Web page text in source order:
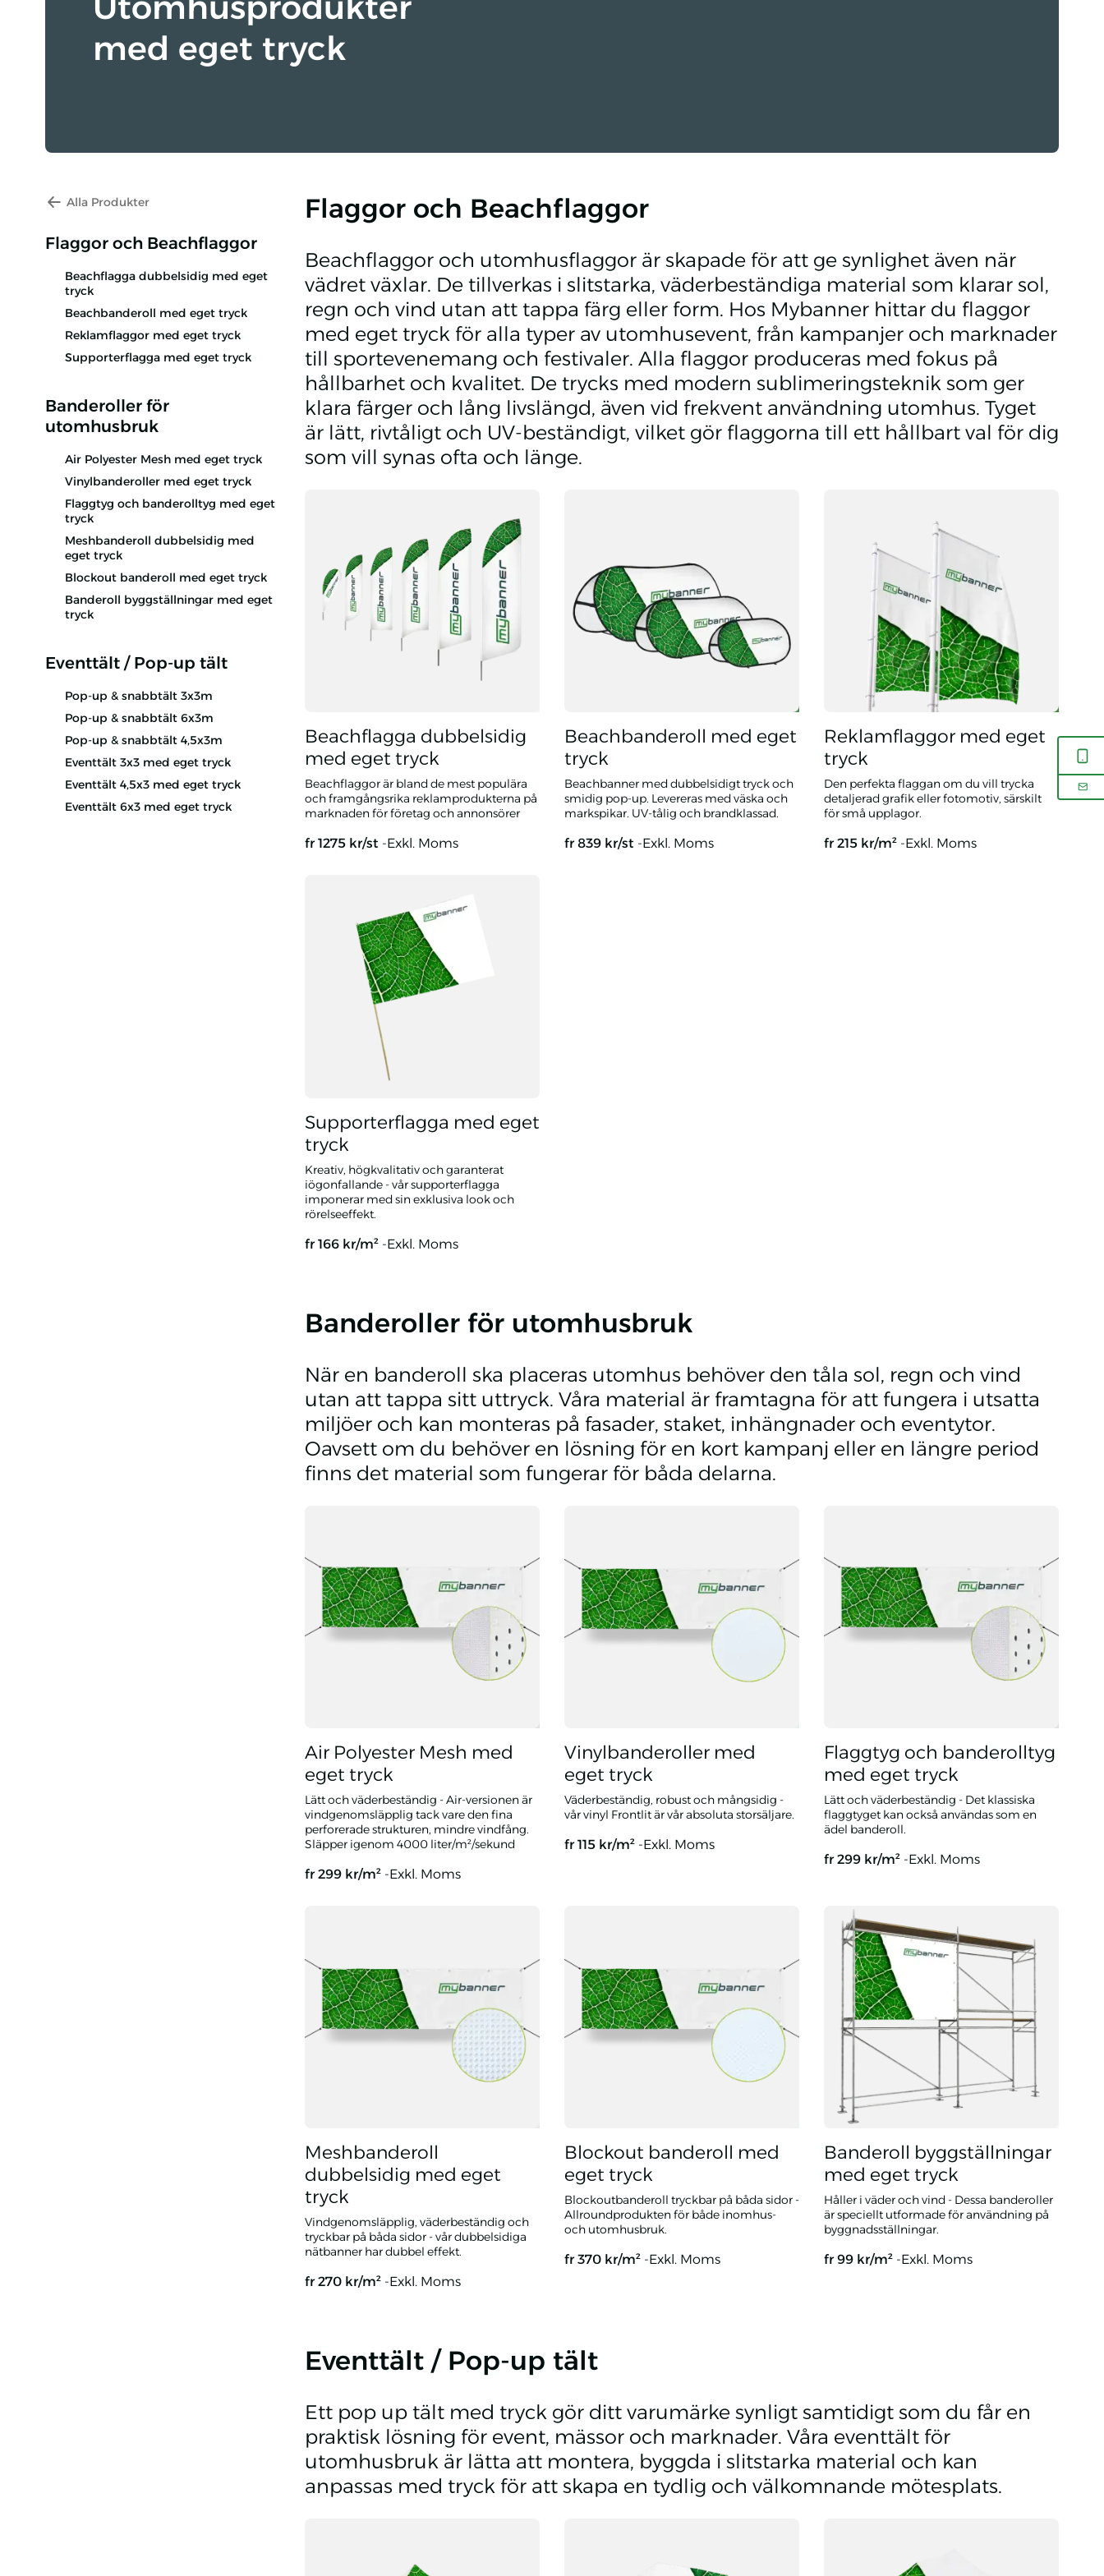
med eget tryck
Alla Produkter
Flaggor och Beachflaggor
Beachflagga dubbelsidig med eget
tryck
Beachbanderoll med eget tryck
Reklamflaggor med eget tryck
Supporterflagga med eget tryck
Banderoller för
utomhusbruk
Air Polyester Mesh med eget tryck
Vinylbanderoller med eget tryck
Flaggtyg och banderolltyg med eget
tryck
Meshbanderoll dubbelsidig med
eget tryck
Blockout banderoll med eget tryck
Banderoll byggställningar med eget
tryck
Eventtält / Pop-up tält
Pop-up & snabbtält 3x3m
Pop-up & snabbtält 6x3m
Pop-up & snabbtält 4,5x3m
Eventtält 3x3 med eget tryck
Eventtält 4,5x3 med eget tryck
Eventtält 6x3 med eget tryck
Flaggor och Beachflaggor
Beachflaggor och utomhusflaggor är skapade för att ge synlighet även när
vädret växlar. De tillverkas i slitstarka, väderbeständiga material som klarar sol,
regn och vind utan att tappa färg eller form. Hos Mybanner hittar du flaggor
med eget tryck för alla typer av utomhusevent, från kampanjer och marknader
till sportevenemang och festivaler. Alla flaggor produceras med fokus på
hållbarhet och kvalitet. De trycks med modern sublimeringsteknik som ger
klara färger och lång livslängd, även vid frekvent användning utomhus. Tyget
är lätt, rivtåligt och UV-beständigt, vilket gör flaggorna till ett hållbart val för dig
som vill synas ofta och länge.
Beachflagga dubbelsidig
med eget tryck
Beachflaggor är bland de mest populära
och framgångsrika reklamprodukterna på
marknaden för företag och annonsörer
fr1275 kr/st -Exkl. Moms
Beachbanderoll med eget
tryck
Beachbanner med dubbelsidigt tryck och
smidig pop-up. Levereras med väska och
markspikar. UV-tålig och brandklassad.
fr839 kr/st -Exkl. Moms
Reklamflaggor med eget
tryck
Den perfekta flaggan om du vill trycka
detaljerad grafik eller fotomotiv, särskilt
för små upplagor.
fr215 kr/m² -Exkl. Moms
Supporterflagga med eget
tryck
Kreativ, högkvalitativ och garanterat
iögonfallande - vår supporterflagga
imponerar med sin exklusiva look och
rörelseeffekt.
fr166 kr/m² -Exkl. Moms
Banderoller för utomhusbruk
När en banderoll ska placeras utomhus behöver den tåla sol, regn och vind
utan att tappa sitt uttryck. Våra material är framtagna för att fungera i utsatta
miljöer och kan monteras på fasader, staket, inhängnader och eventytor.
Oavsett om du behöver en lösning för en kort kampanj eller en längre period
finns det material som fungerar för båda delarna.
Air Polyester Mesh med
eget tryck
Lätt och väderbeständig - Air-versionen är
vindgenomsläpplig tack vare den fina
perforerade strukturen, mindre vindfång.
Släpper igenom 4000 liter/m²/sekund
fr299 kr/m² -Exkl. Moms
Vinylbanderoller med
eget tryck
Väderbeständig, robust och mångsidig -
vår vinyl Frontlit är vår absoluta storsäljare.
fr115 kr/m² -Exkl. Moms
Flaggtyg och banderolltyg
med eget tryck
Lätt och väderbeständig - Det klassiska
flaggtyget kan också användas som en
ädel banderoll.
fr299 kr/m² -Exkl. Moms
Meshbanderoll
dubbelsidig med eget
tryck
Vindgenomsläpplig, väderbeständig och
tryckbar på båda sidor - vår dubbelsidiga
nätbanner har dubbel effekt.
fr270 kr/m² -Exkl. Moms
Blockout banderoll med
eget tryck
Blockoutbanderoll tryckbar på båda sidor -
Allroundprodukten för både inomhus-
och utomhusbruk.
fr370 kr/m² -Exkl. Moms
Banderoll byggställningar
med eget tryck
Håller i väder och vind - Dessa banderoller
är speciellt utformade för användning på
byggnadsställningar.
fr99 kr/m² -Exkl. Moms
Eventtält / Pop-up tält
Ett pop up tält med tryck gör ditt varumärke synligt samtidigt som du får en
praktisk lösning för event, mässor och marknader. Våra eventtält för
utomhusbruk är lätta att montera, byggda i slitstarka material och kan
anpassas med tryck för att skapa en tydlig och välkomnande mötesplats.